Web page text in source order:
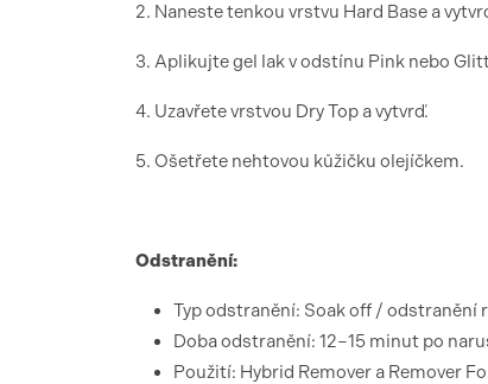
2. Naneste tenkou vrstvu Hard Base a
3. Aplikujte gel lak v odstínu Pink nebo
4. Uzavřete vrstvou Dry Top a vytvrď.
5. Ošetřete nehtovou kůžičku olejíčkem.
Odstranění:
Typ odstranění: Soak off / odstranění
Doba odstranění: 12–15 minut po
Použití: Hybrid Remover a Remover